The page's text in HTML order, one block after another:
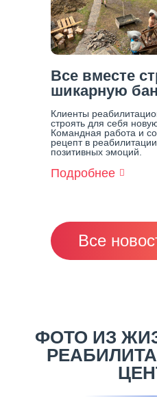
Все вместе
шикарную
Клиенты
строять для себя
Командная работа и
рецепт в
позитивных эмоций.
Подробнее О
Все
ФОТО ИЗ